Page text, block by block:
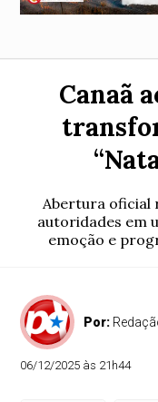
Canaã
Abertura oficial
autoridades em
emoção e
Por:
06/12/2025 às 21h44